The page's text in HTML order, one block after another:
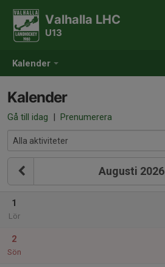
Kalender
Valhalla LHC
U13
Kalender
Gå till idag | Prenumerera
Augusti 2026
1
Lör
2
Sön